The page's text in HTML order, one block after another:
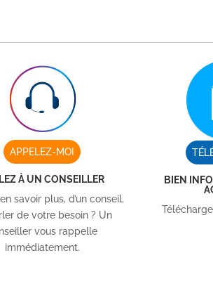
APPELEZ-MOI
À UN CONSEILLER
savoir plus, d’un conseil,
de votre besoin ? Un
vous rappelle
immédiatement.
BIEN